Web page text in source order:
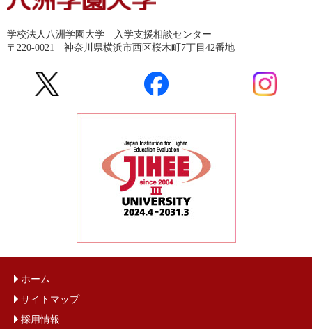
学校法人八洲学園大学 入学支援相談センター
〒220-0021 神奈川県横浜市西区桜木町7丁目42番地
ホーム
サイトマップ
採用情報